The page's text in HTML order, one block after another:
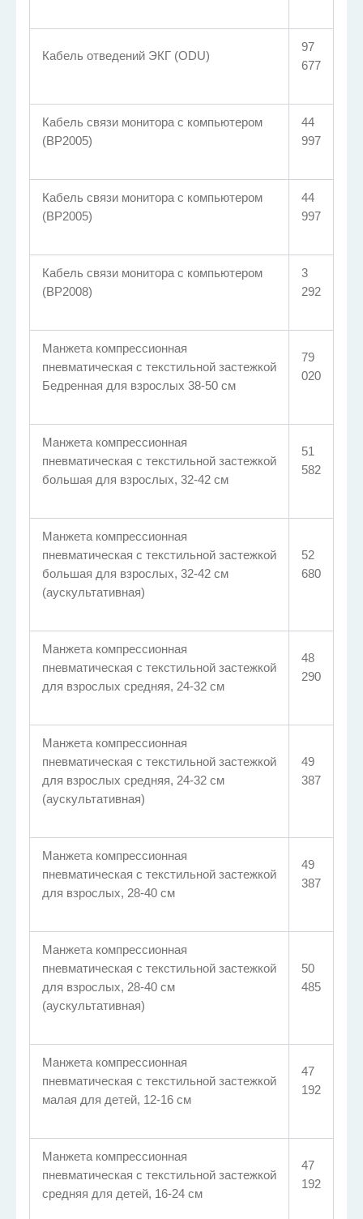
Кабель отведений ЭКГ (ODU)
97
677
Кабель связи монитора с компьютером
(ВР2005)
44
997
Кабель связи монитора с компьютером
(ВР2005)
44
997
Кабель связи монитора с компьютером
(ВР2008)
3
292
Манжета компрессионная
пневматическая с текстильной застежкой
Бедренная для взрослых 38-50 см
79
020
Манжета компрессионная
пневматическая с текстильной застежкой
большая для взрослых, 32-42 см
51
582
Манжета компрессионная
пневматическая с текстильной застежкой
большая для взрослых, 32-42 см
(аускультативная)
52
680
Манжета компрессионная
пневматическая с текстильной застежкой
для взрослых средняя, 24-32 см
48
290
Манжета компрессионная
пневматическая с текстильной застежкой
для взрослых средняя, 24-32 см
(аускультативная)
49
387
Манжета компрессионная
пневматическая с текстильной застежкой
для взрослых, 28-40 см
49
387
Манжета компрессионная
пневматическая с текстильной застежкой
для взрослых, 28-40 см
(аускультативная)
50
485
Манжета компрессионная
пневматическая с текстильной застежкой
малая для детей, 12-16 см
47
192
Манжета компрессионная
пневматическая с текстильной застежкой
средняя для детей, 16-24 см
47
192